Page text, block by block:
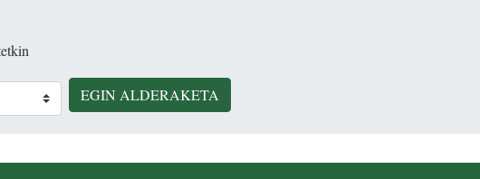
EGIN ALDERAKETA